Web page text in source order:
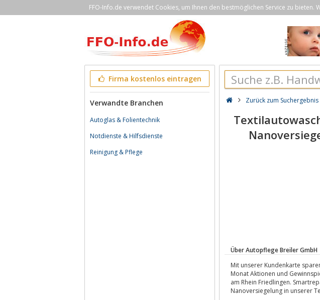
FFO-Info.de verwendet Cookies, um Ihnen den bestmöglichen Service zu bieten.
Firma kostenlos eintragen
Verwandte Branchen
Autoglas & Folientechnik
Notdienste & Hilfsdienste
Reinigung & Pflege
Zurück zum Suchergebnis
Über Autopflege Breiler GmbH
Mit unserer Kundenkarte
Monat Aktionen und
am Rhein Friedlingen.
Nanoversiegelung in unserer